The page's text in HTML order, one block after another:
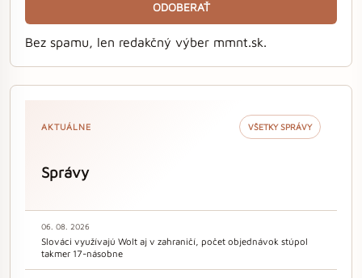
ODOBERAŤ
Bez spamu, len redakčný výber mmnt.sk.
AKTUÁLNE VŠETKY SPRÁVY
Správy
06. 08. 2026
Slováci využívajú Wolt aj v zahraničí, počet objednávok stúpol
takmer 17-násobne